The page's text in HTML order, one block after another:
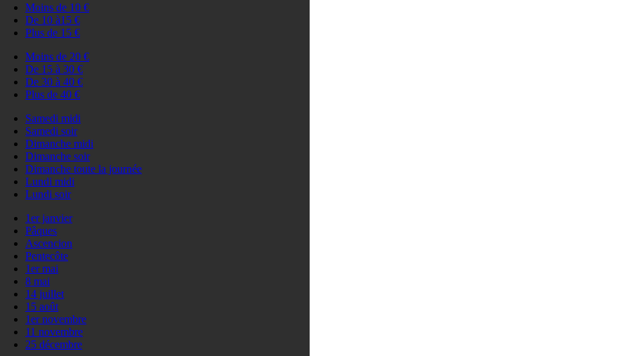
Moins de 10 €
De 10 à15 €
Plus de 15 €
Moins de 20 €
De 15 à 30 €
De 30 à 40 €
Plus de 40 €
Samedi midi
Samedi soir
Dimanche midi
Dimanche soir
Dimanche toute la journée
Lundi midi
Lundi soir
1er janvier
Pâques
Ascencion
Pentecôte
1er mai
8 mai
14 juillet
15 août
1er novembre
11 novembre
25 décembre